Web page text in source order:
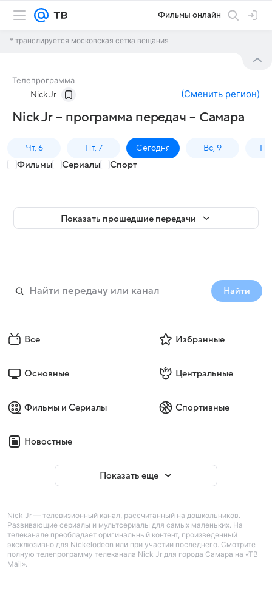
Фильмы онлайн
* транслируется московская сетка вещания
Телепрограмма
Nick Jr (Сменить регион)
Nick Jr – программа передач – Самара
Чт, 6 Пт, 7 Сегодня Вс, 9
Фильмы Сериалы Спорт
Показать прошедшие передачи
Найти
Все Избранные
Основные Центральные
Фильмы и Сериалы Спортивные
Новостные
Показать еще
Nick Jr — телевизионный канал, рассчитанный на дошкольников.
Развивающие сериалы и мультсериалы для самых маленьких. На
телеканале преобладает оригинальный контент, произведенный
эксклюзивно для Nickelodeon или при участии последнего. Смотрите
полную телепрограмму телеканала Nick Jr для города Самара на «ТВ
Mail».